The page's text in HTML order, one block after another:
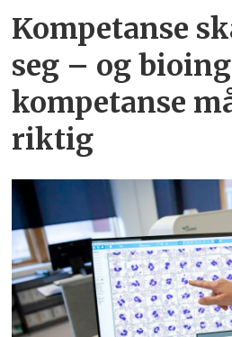
Kompetanse
seg – og
kompetanse
riktig